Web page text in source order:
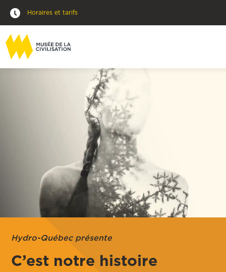
Horaires et tarifs
Hydro-Québec présente
C’est notre histoire